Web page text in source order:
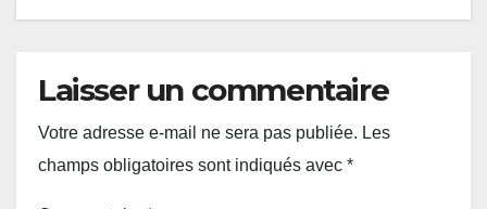
Laisser un commentaire
Votre adresse e-mail ne sera pas publiée. Les
champs obligatoires sont indiqués avec *